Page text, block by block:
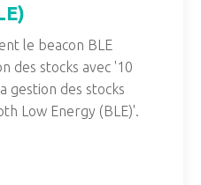
le beacon BLE
des stocks avec '10
gestion des stocks
Low Energy (BLE)'.